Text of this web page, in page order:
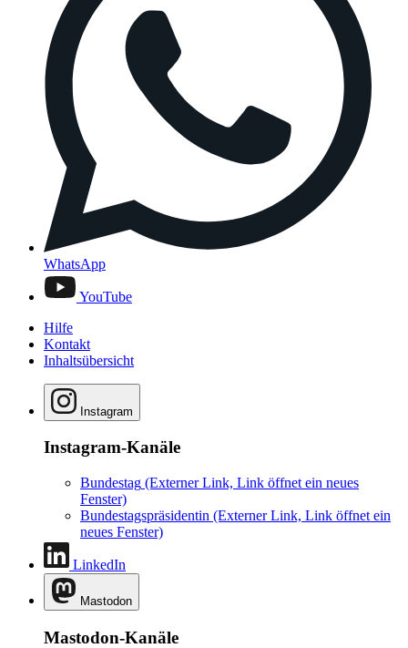
WhatsApp
YouTube
Hilfe
Kontakt
Inhaltsübersicht
Instagram
Instagram-Kanäle
Bundestag (Externer Link, Link öffnet ein neues
Fenster)
Bundestagspräsidentin (Externer Link, Link öffnet ein
neues Fenster)
LinkedIn
Mastodon
Mastodon-Kanäle